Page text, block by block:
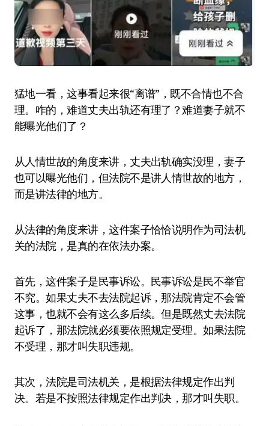
猛地一看，这事看起来很“离谱”，既不合情也不合
理。咋的，难道丈夫出轨还有理了？难道妻子就不
能曝光他们了？
从人情世故的角度来讲，丈夫出轨确实没理，妻子
也可以曝光他们，但法院不是讲人情世故的地方，
而是讲法律的地方。
从法律的角度来讲，这件案子恰恰说明作为司法机
关的法院，是真的在依法办案。
首先，这件案子是民事诉讼。民事诉讼是民不举官
不究。如果丈夫不去法院起诉，那法院肯定不会管
这事，也就不会有这么多后续。但是既然丈去法院
起诉了，那法院就必须要依照规定受理。如果法院
不受理，那才叫失职违规。
其次，法院是司法机关，是根据法律规定作出判
决。若是不按照法律规定作出判决，那才叫失职。